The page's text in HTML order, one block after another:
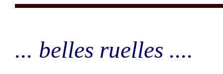
... belles ruelles ....